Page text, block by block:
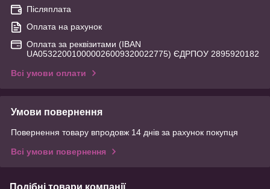
Післяплата
Оплата на рахунок
Оплата за реквізитами (IBAN
UA053220010000026009320022775) ЄДРПОУ 2895920182
Всі умови оплати
Умови повернення
Повернення товару впродовж 14 днів за рахунок покупця
Всі умови повернення